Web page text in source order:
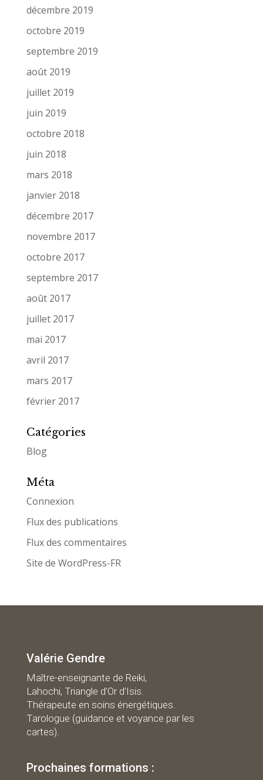
décembre 2019
octobre 2019
septembre 2019
août 2019
juillet 2019
juin 2019
octobre 2018
juin 2018
mars 2018
janvier 2018
décembre 2017
novembre 2017
octobre 2017
septembre 2017
août 2017
juillet 2017
mai 2017
avril 2017
mars 2017
février 2017
Catégories
Blog
Méta
Connexion
Flux des publications
Flux des commentaires
Site de WordPress-FR
Valérie Gendre
Maître-enseignante de Reiki,
Lahochi, Triangle d’Or d’Isis.
Thérapeute en soins énergétiques.
Tarologue (guidance et voyance par les
cartes).
Prochaines formations :